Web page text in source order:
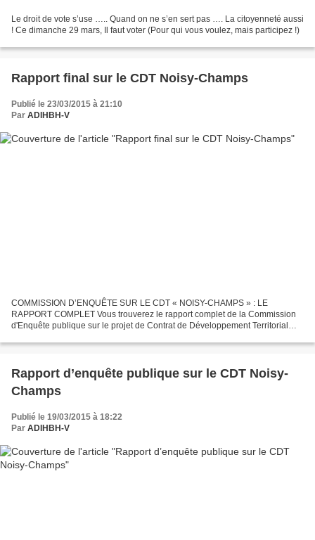
Le droit de vote s’use ….. Quand on ne s’en sert pas …. La citoyenneté aussi
! Ce dimanche 29 mars, Il faut voter (Pour qui vous voulez, mais participez !)
Rapport final sur le CDT Noisy-Champs
Publié le 23/03/2015 à 21:10
Par ADIHBH-V
COMMISSION D’ENQUÊTE SUR LE CDT « NOISY-CHAMPS » : LE
RAPPORT COMPLET Vous trouverez le rapport complet de la Commission
d'Enquête publique sur le projet de Contrat de Développement Territorial
Rapport d’enquête publique sur le CDT Noisy-
Champs
Publié le 19/03/2015 à 18:22
Par ADIHBH-V